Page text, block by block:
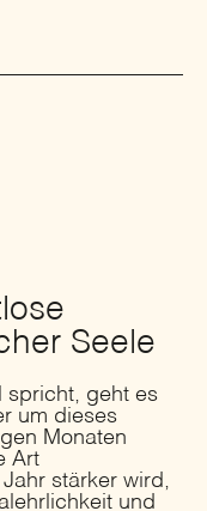
Seele
spricht, geht es
um dieses
Monaten
Art
stärker wird,
und